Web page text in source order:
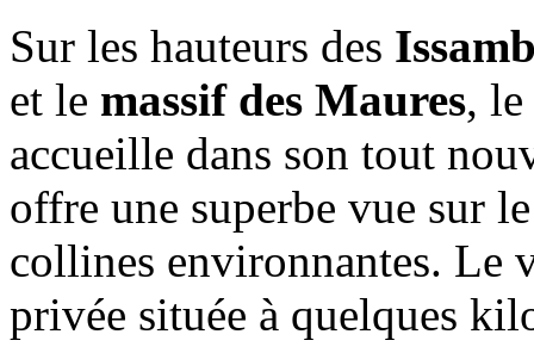
Sur les hauteurs des
et le massif des Maures,
accueille dans son tout
offre une superbe vue sur
collines environnantes. Le
privée située à quelques